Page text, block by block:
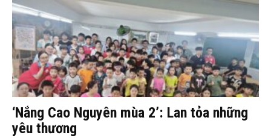
‘Nắng Cao Nguyên mùa 2’: Lan tỏa những
yêu thương